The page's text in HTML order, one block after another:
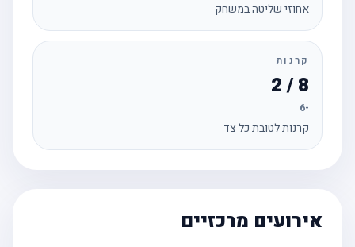
אחוזי שליטה במשחק
קרנות
קרנות לטובת כל צד
אירועים מרכזיים